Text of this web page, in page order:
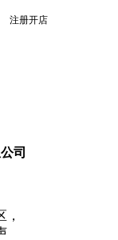
注册开店
司